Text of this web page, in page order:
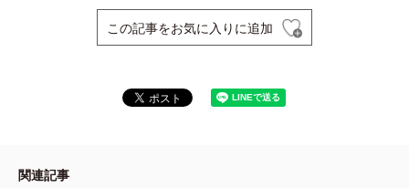
この記事をお気に入りに追加
関連記事